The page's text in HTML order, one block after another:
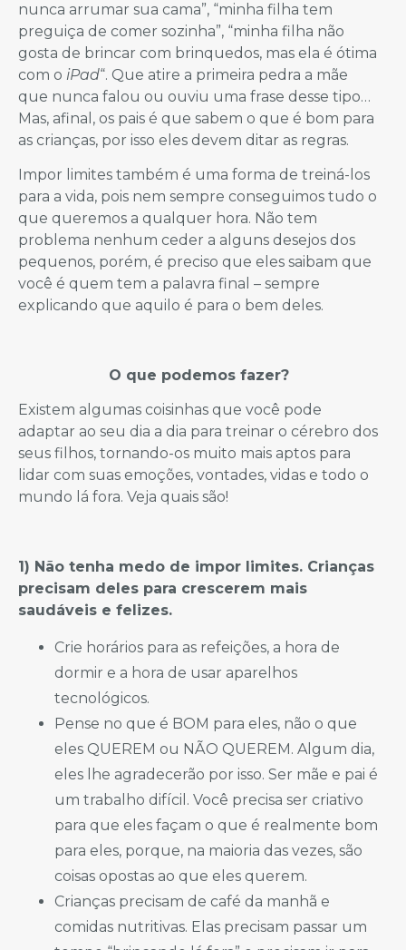
nunca arrumar sua cama”, “minha filha tem
preguiça de comer sozinha”, “minha filha não
gosta de brincar com brinquedos, mas ela é ótima
com o iPad“. Que atire a primeira pedra a mãe
que nunca falou ou ouviu uma frase desse tipo…
Mas, afinal, os pais é que sabem o que é bom para
as crianças, por isso eles devem ditar as regras.
Impor limites também é uma forma de treiná-los
para a vida, pois nem sempre conseguimos tudo o
que queremos a qualquer hora. Não tem
problema nenhum ceder a alguns desejos dos
pequenos, porém, é preciso que eles saibam que
você é quem tem a palavra final – sempre
explicando que aquilo é para o bem deles.
O que podemos fazer?
Existem algumas coisinhas que você pode
adaptar ao seu dia a dia para treinar o cérebro dos
seus filhos, tornando-os muito mais aptos para
lidar com suas emoções, vontades, vidas e todo o
mundo lá fora. Veja quais são!
1) Não tenha medo de impor limites. Crianças
precisam deles para crescerem mais
saudáveis e felizes.
Crie horários para as refeições, a hora de
dormir e a hora de usar aparelhos
tecnológicos.
Pense no que é BOM para eles, não o que
eles QUEREM ou NÃO QUEREM. Algum dia,
eles lhe agradecerão por isso. Ser mãe e pai é
um trabalho difícil. Você precisa ser criativo
para que eles façam o que é realmente bom
para eles, porque, na maioria das vezes, são
coisas opostas ao que eles querem.
Crianças precisam de café da manhã e
comidas nutritivas. Elas precisam passar um